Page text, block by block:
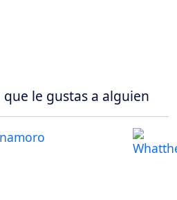
le gustas a alguien